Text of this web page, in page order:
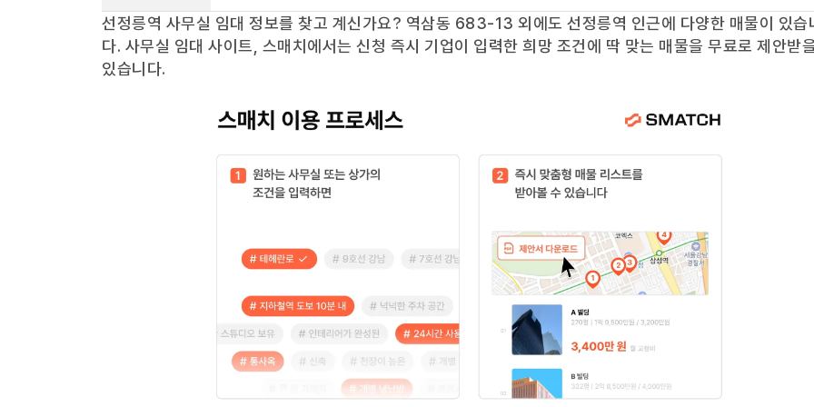
선정릉역 사무실 임대 정보를 찾고 계신가요? 역삼동 683-13 외에도 선정릉역 인근에 다양한 매물이 있습
다. 사무실 임대 사이트, 스매치에서는 신청 즉시 기업이 입력한 희망 조건에 딱 맞는 매물을 무료로 제안받
있습니다.